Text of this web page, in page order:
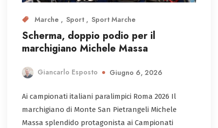
Marche Sport Sport Marche
Scherma, doppio podio per il
marchigiano Michele Massa
Giancarlo Esposto Giugno 6, 2026
Ai campionati italiani paralimpici Roma 2026 Il
marchigiano di Monte San Pietrangeli Michele
Massa splendido protagonista ai Campionati